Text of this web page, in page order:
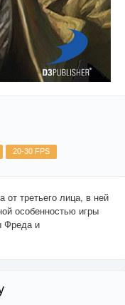
20-30 FPS
от третьего лица, в ней
особенностью игры
Фреда и